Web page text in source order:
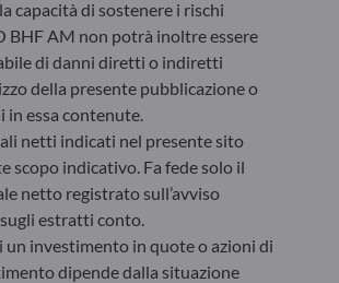
risparmio autorizzata dal
(“BaFin”)
: HRB 11971 Tribunale distrettuale
LUX
capacità di sostenere i rischi
BHF AM non potrà inoltre essere
di danni diretti o indiretti
della presente pubblicazione o
in essa contenute.
netti indicati nel presente sito
scopo indicativo. Fa fede solo il
netto registrato sull’avviso
estratti conto.
un investimento in quote o azioni di
dipende dalla situazione